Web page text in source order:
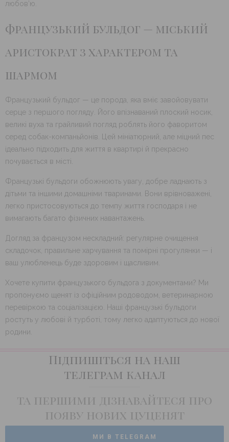
любов’ю.
Французький бульдог — міський
аристократ з характером та
шармом
Французький бульдог — це порода, яка вміє завойовувати
серце з першого погляду. Його впізнаваний плоский носик,
великі вуха та грайливий погляд роблять його фаворитом
серед собак-компаньйонів. Цей мініатюрний, але міцний пес
ідеально підходить для життя в квартирі й прекрасно
почувається в місті.
Французькі бульдоги обожнюють увагу, добре ладнають з
дітьми та іншими домашніми тваринами. Вони врівноважені,
легко пристосовуються до темпу життя господаря і не
вимагають багато фізичних навантажень.
Догляд за французом нескладний: регулярне очищення
складочок, правильне харчування та помірні прогулянки — і
ваш улюбленець буде здоровим і щасливим.
Хочете купити французького бульдога з документами? Ми
пропонуємо щенят із офіційним родоводом, ветеринарною
перевіркою та соціалізацією. Наші французькі бульдоги
ростуть у любові й турботі, тому легко адаптуються до нової
родини.
Підпишіться на наш
телеграм канал
та першими дізнавайтеся про
появу нових цуценят
МИ В TELEGRAM